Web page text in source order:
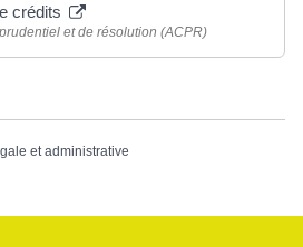
crédits
et de résolution (ACPR)
et administrative